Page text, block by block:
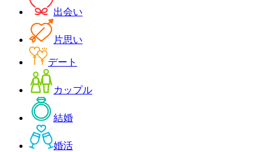
出会い
片思い
デート
カップル
結婚
婚活